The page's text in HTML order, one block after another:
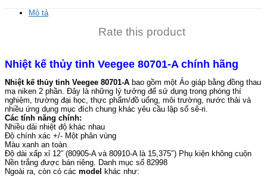
Mô tả
Rate this product
Nhiệt kế thủy tinh Veegee 80701-A chính hãng
Nhiệt kế thủy tinh Veegee 80701-A bao gồm một Áo giáp bằng đồng thau
mạ niken 2 phần. Đây là những lý tưởng để sử dụng trong phòng thí
nghiệm, trường đại học, thực phẩm/đồ uống, môi trường, nước thải và
nhiều ứng dụng mục đích chung khác yêu cầu lập số sê-ri.
Các tính năng chính:
Nhiều dải nhiệt độ khác nhau
Độ chính xác +/- Một phân vùng
Màu xanh an toàn
Độ dài xấp xỉ 12” (80905-A và 80910-A là 15,375″) Phụ kiện không cuộn
Nền trắng được bán riêng. Danh mục số 82998
Ngoài ra, còn có các model khác như: